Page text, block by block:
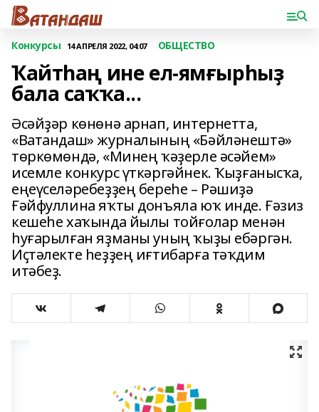
Конкурсы 14 АПРЕЛЯ 2022, 04:07 ОБЩЕСТВО
Ҡайтһаң ине ел-ямғырһыҙ
бала саҡҡа...
Әсәйҙәр көнөнә арнап, ин­тернетта,
«Ватандаш» журналының «Бәйләнештә»
төркөмөндә, «Минең ҡәҙерле әсәйем»
исемле конкурс үт­кәргәйнек. Ҡыҙғанысҡа,
еңеү­селәребеҙҙең береһе – Рәшиҙә
Ғәйфуллина яҡты донъяла юҡ инде. Ғәзиз
кешеһе хаҡында йылы тойғолар менән
һуғарылған яҙманы уның ҡыҙы ебәргән.
Иҫтәлекте һеҙҙең иғтибарға тәҡдим
итәбеҙ.